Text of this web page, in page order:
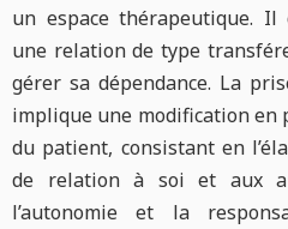
un espace thérapeutique. Il
une relation de type
gérer sa dépendance. La
implique une modification en
du patient, consistant en
de relation à soi et aux
l’autonomie et la